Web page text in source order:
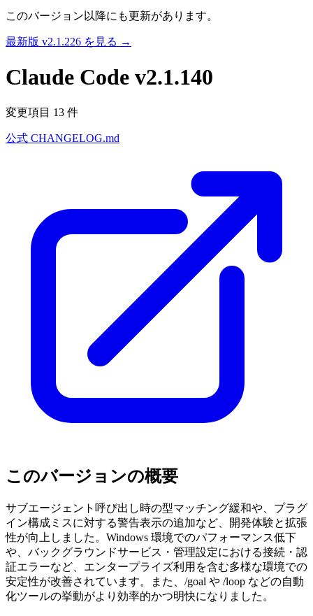
このバージョン以降にも更新があります。
最新版 v2.1.226 を見る →
Claude Code v2.1.140
変更項目 13 件
公式 CHANGELOG.md
このバージョンの概要
サブエージェント呼び出し時の型マッチング緩和や、プラグ
イン構成ミスに対する警告表示の追加など、開発体験と拡張
性が向上しました。Windows 環境でのパフォーマンス低下
や、バックグラウンドサービス・管理設定における接続・認
証エラーなど、エンタープライズ利用を含む多様な環境での
安定性が改善されています。また、/goal や /loop などの自動
化ツールの挙動がより効率的かつ明快になりました。